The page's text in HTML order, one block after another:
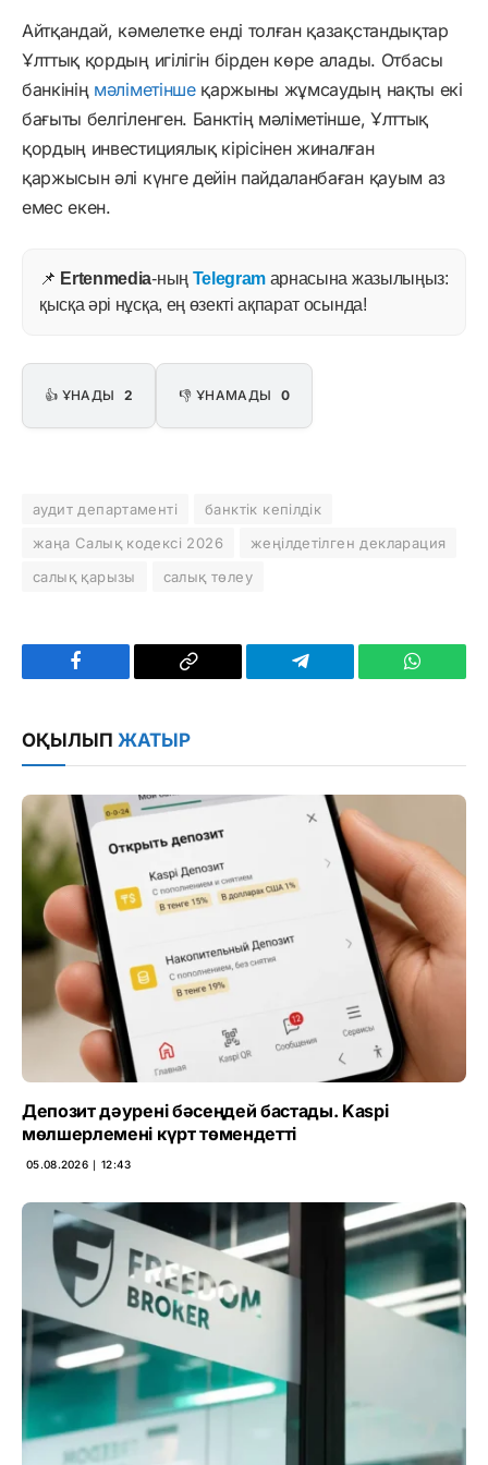
Айтқандай, кәмелетке енді толған қазақстандықтар
Ұлттық қордың игілігін бірден көре алады. Отбасы
банкінің мәліметінше қаржыны жұмсаудың нақты екі
бағыты белгіленген. Банктің мәліметінше, Ұлттық
қордың инвестициялық кірісінен жиналған
қаржысын әлі күнге дейін пайдаланбаған қауым аз
емес екен.
📌 Ertenmedia-ның Telegram арнасына жазылыңыз:
қысқа әрі нұсқа, ең өзекті ақпарат осында!
👍 ҰНАДЫ 2 👎 ҰНАМАДЫ 0
аудит департаменті
банктік кепілдік
жаңа Салық кодексі 2026
жеңілдетілген декларация
салық қарызы
салық төлеу
Facebook
Copy
Telegram
ОҚЫЛЫП ЖАТЫР
Депозит дәурені бәсеңдей бастады. Kaspi
мөлшерлемені күрт төмендетті
05.08.2026 ∣ 12:43